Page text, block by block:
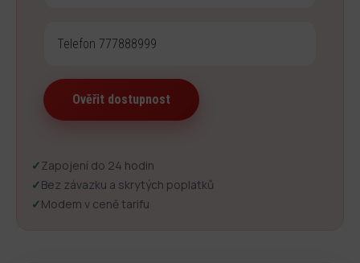
✓Zapojení do 24 hodin
✓Bez závazku a skrytých poplatků
✓Modem v ceně tarifu